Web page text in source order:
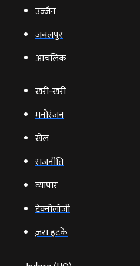
उज्‍जैन
जबलपुर
आचंलिक
खरी-खरी
मनोरंजन
खेल
राजनीति
व्‍यापार
टेक्‍नोलॉजी
ज़रा हटके